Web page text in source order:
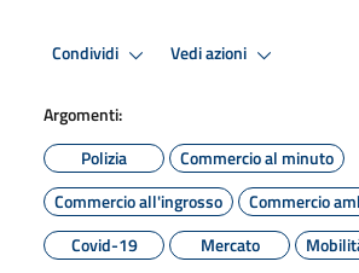
Condividi Vedi azioni
Argomenti:
Polizia
Commercio al minuto
Commercio all'ingrosso
Commercio
Covid-19
Mercato